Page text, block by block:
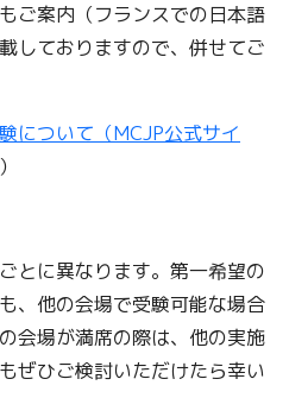
ご案内（フランスでの日本語
しておりますので、併せてご
について（MCJP公式サイ
）
とに異なります。第一希望の
、他の会場で受験可能な場合
会場が満席の際は、他の実施
ぜひご検討いただけたら幸い